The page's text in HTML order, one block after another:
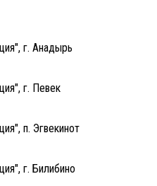
г. Анадырь
г. Певек
п. Эгвекинот
г. Билибино